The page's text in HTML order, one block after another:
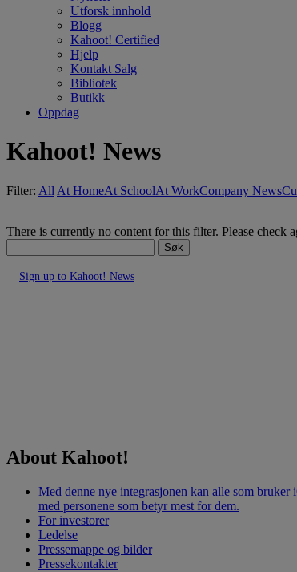
Utforsk innhold
Blogg
Kahoot! Certified
Hjelp
Kontakt Salg
Bibliotek
Butikk
Oppdag
Kahoot! News
Filter: All At HomeAt SchoolAt WorkCompany News
There is currently no content for this filter. Please check
Søk
Sign up to Kahoot! News
About Kahoot!
Med denne nye integrasjonen kan alle som
med personene som betyr mest for dem.
For investorer
Ledelse
Pressemappe og bilder
Pressekontakter